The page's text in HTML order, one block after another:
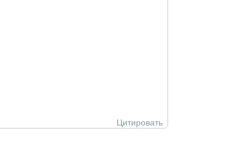
Цитировать